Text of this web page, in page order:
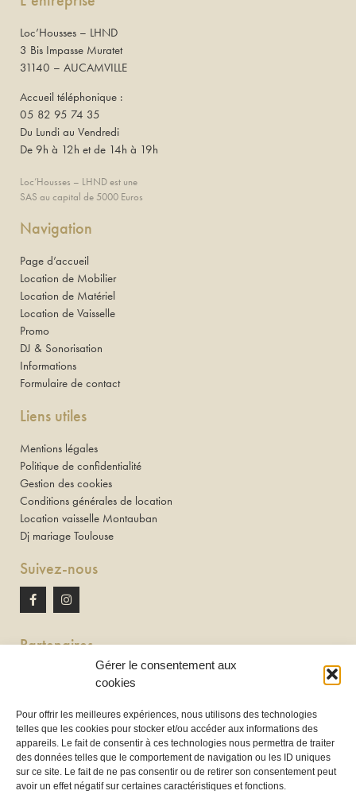
Gérer le consentement aux
cookies
Pour offrir les meilleures expériences, nous utilisons des technologies
telles que les cookies pour stocker et/ou accéder aux informations des
appareils. Le fait de consentir à ces technologies nous permettra de traiter
des données telles que le comportement de navigation ou les ID uniques
sur ce site. Le fait de ne pas consentir ou de retirer son consentement peut
avoir un effet négatif sur certaines caractéristiques et fonctions.
Loc’Housses – LHND
3 Bis Impasse Muratet
31140 – AUCAMVILLE
Accueil téléphonique :
05 82 95 74 35
Du Lundi au Vendredi
De 9h à 12h et de 14h à 19h
Loc’Housses – LHND est une
SAS au capital de 5000 Euros
Navigation
Page d’accueil
Location de Mobilier
Location de Matériel
Location de Vaisselle
Promo
DJ & Sonorisation
Informations
Formulaire de contact
Liens utiles
Mentions légales
Politique de confidentialité
Gestion des cookies
Conditions générales de location
Location vaisselle Montauban
Dj mariage Toulouse
Suivez-nous
Partenaires
Newton discomobile
Location de tireuse à bière :
Les Frères Brasseurs à Aucamville